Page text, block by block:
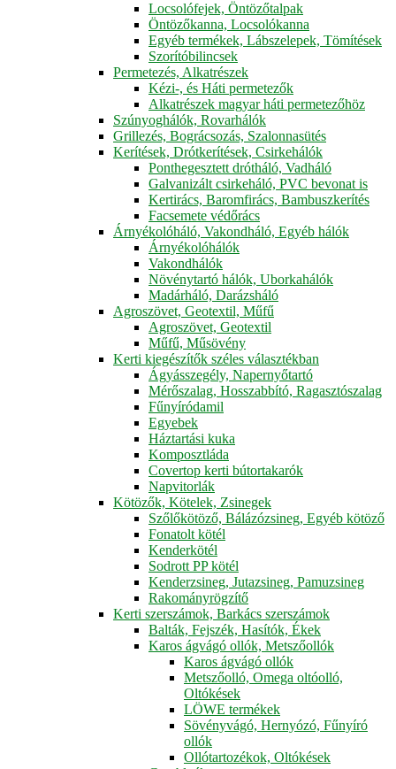
Locsolófejek, Öntözőtalpak
Öntözőkanna, Locsolókanna
Egyéb termékek, Lábszelepek, Tömítések
Szorítóbilincsek
Permetezés, Alkatrészek
Kézi-, és Háti permetezők
Alkatrészek magyar háti permetezőhöz
Szúnyoghálók, Rovarhálók
Grillezés, Bográcsozás, Szalonnasütés
Kerítések, Drótkerítések, Csirkehálók
Ponthegesztett drótháló, Vadháló
Galvanizált csirkeháló, PVC bevonat is
Kertirács, Baromfirács, Bambuszkerítés
Facsemete védőrács
Árnyékolóháló, Vakondháló, Egyéb hálók
Árnyékolóhálók
Vakondhálók
Növénytartó hálók, Uborkahálók
Madárháló, Darázsháló
Agroszövet, Geotextil, Műfű
Agroszövet, Geotextil
Műfű, Műsövény
Kerti kiegészítők széles választékban
Ágyásszegély, Napernyőtartó
Mérőszalag, Hosszabbító, Ragasztószalag
Fűnyíródamil
Egyebek
Háztartási kuka
Komposztláda
Covertop kerti bútortakarók
Napvitorlák
Kötözők, Kötelek, Zsinegek
Szőlőkötöző, Bálázózsineg, Egyéb kötöző
Fonatolt kötél
Kenderkötél
Sodrott PP kötél
Kenderzsineg, Jutazsineg, Pamuzsineg
Rakományrögzítő
Kerti szerszámok, Barkács szerszámok
Balták, Fejszék, Hasítók, Ékek
Karos ágvágó ollók, Metszőollók
Karos ágvágó ollók
Metszőolló, Omega oltóolló,
Oltókések
LÖWE termékek
Sövényvágó, Hernyózó, Fűnyíró
ollók
Ollótartozékok, Oltókések